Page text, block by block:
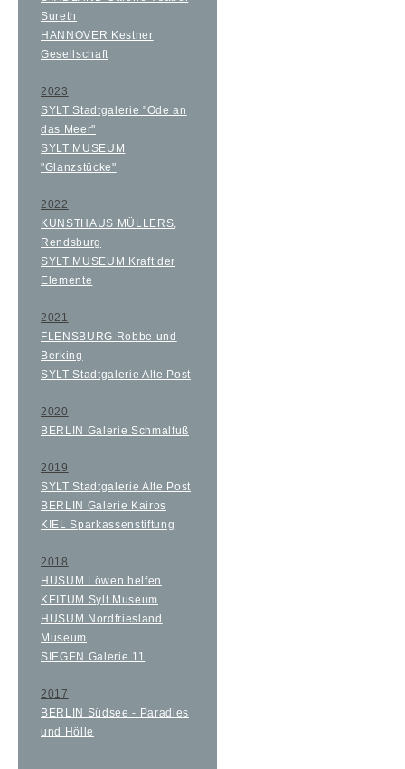
Sureth
HANNOVER Kestner
Gesellschaft
2023
SYLT Stadtgalerie "Ode an
das Meer"
SYLT MUSEUM
"Glanzstücke"
2022
KUNSTHAUS MÜLLERS,
Rendsburg
SYLT MUSEUM Kraft der
Elemente
2021
FLENSBURG Robbe und
Berking
SYLT Stadtgalerie Alte Post
2020
BERLIN Galerie Schmalfuß
2019
SYLT Stadtgalerie Alte Post
BERLIN Galerie Kairos
KIEL Sparkassenstiftung
2018
HUSUM Löwen helfen
KEITUM Sylt Museum
HUSUM Nordfriesland
Museum
SIEGEN Galerie 11
2017
BERLIN Südsee - Paradies
und Hölle